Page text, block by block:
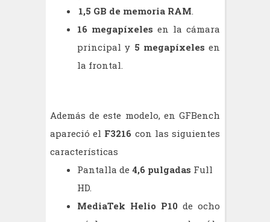
1,5 GB de memoria RAM.
16 megapíxeles en la cámara
principal y 5 megapíxeles en
la frontal.
Además de este modelo, en GFBench
apareció el F3216 con las siguientes
características
Pantalla de 4,6 pulgadas Full
HD.
MediaTek Helio P10 de ocho